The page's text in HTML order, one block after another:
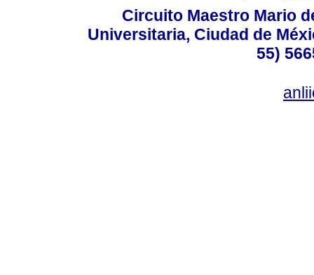
Circuito Maestro Mario
Universitaria, Ciudad de
55)